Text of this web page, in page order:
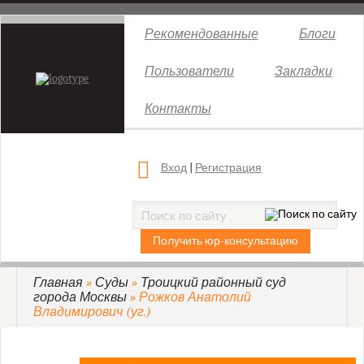
Новости
Суды
Бабушкинский районный суд г. Москвы
Басманный районный суд г. Москвы
Бутырский районный суд г. Москвы
Рекомендованные Блоги
Пользователи Закладки
Контакты
Вход| Регистрация
Получить юр-консультацию
Главная » Суды » Троицкий районный суд
города Москвы » Рожков Анатолий
Владимирович (уг.)